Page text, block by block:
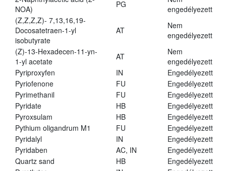
NOA)
PG
engedélyezett
(Z,Z,Z,Z)- 7,13,16,19-
Docosatetraen-1-yl
isobutyrate
AT
Nem
engedélyezett
(Z)-13-Hexadecen-11-yn-
1-yl acetate
AT
Nem
engedélyezett
Pyriproxyfen
IN
Engedélyezett
Pyriofenone
FU
Engedélyezett
Pyrimethanil
FU
Engedélyezett
Pyridate
HB
Engedélyezett
Pyroxsulam
HB
Engedélyezett
Pythium oligandrum M1
FU
Engedélyezett
Pyridalyl
IN
Engedélyezett
Pyridaben
AC, IN
Engedélyezett
Quartz sand
HB
Engedélyezett